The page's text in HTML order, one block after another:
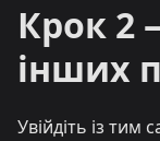
Крок 2
інших
Увійдіть із